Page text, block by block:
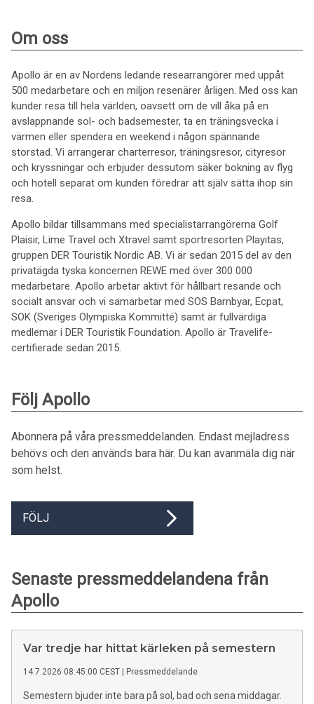
Om oss
Apollo är en av Nordens ledande researrangörer med uppåt
500 medarbetare och en miljon resenärer årligen. Med oss kan
kunder resa till hela världen, oavsett om de vill åka på en
avslappnande sol- och badsemester, ta en träningsvecka i
värmen eller spendera en weekend i någon spännande
storstad. Vi arrangerar charterresor, träningsresor, cityresor
och kryssningar och erbjuder dessutom säker bokning av flyg
och hotell separat om kunden föredrar att själv sätta ihop sin
resa.
Apollo bildar tillsammans med specialistarrangörerna Golf
Plaisir, Lime Travel och Xtravel samt sportresorten Playitas,
gruppen DER Touristik Nordic AB. Vi är sedan 2015 del av den
privatägda tyska koncernen REWE med över 300 000
medarbetare. Apollo arbetar aktivt för hållbart resande och
socialt ansvar och vi samarbetar med SOS Barnbyar, Ecpat,
SOK (Sveriges Olympiska Kommitté) samt är fullvärdiga
medlemar i DER Touristik Foundation. Apollo är Travelife-
certifierade sedan 2015.
Följ Apollo
Abonnera på våra pressmeddelanden. Endast mejladress
behövs och den används bara här. Du kan avanmäla dig när
som helst.
FÖLJ
Senaste pressmeddelandena från
Apollo
Var tredje har hittat kärleken på semestern
14.7.2026 08:45:00 CEST | Pressmeddelande
Semestern bjuder inte bara på sol, bad och sena middagar.